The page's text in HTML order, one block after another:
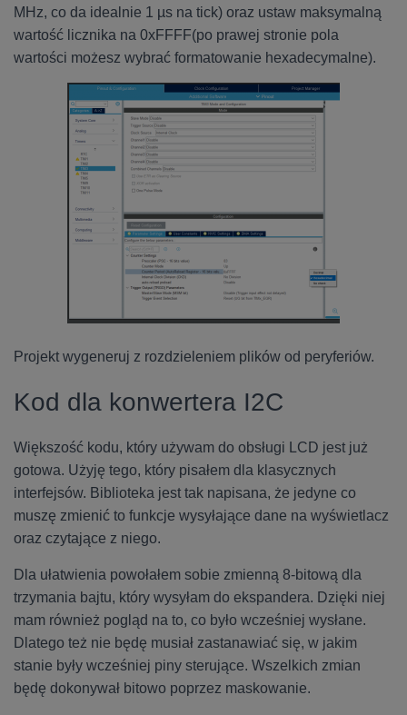
MHz, co da idealnie 1 µs na tick) oraz ustaw maksymalną
wartość licznika na 0xFFFF(po prawej stronie pola
wartości możesz wybrać formatowanie hexadecymalne).
Projekt wygeneruj z rozdzieleniem plików od peryferiów.
Kod dla konwertera I2C
Większość kodu, który używam do obsługi LCD jest już
gotowa. Użyję tego, który pisałem dla klasycznych
interfejsów. Biblioteka jest tak napisana, że jedyne co
muszę zmienić to funkcje wysyłające dane na wyświetlacz
oraz czytające z niego.
Dla ułatwienia powołałem sobie zmienną 8-bitową dla
trzymania bajtu, który wysyłam do ekspandera. Dzięki niej
mam również pogląd na to, co było wcześniej wysłane.
Dlatego też nie będę musiał zastanawiać się, w jakim
stanie były wcześniej piny sterujące. Wszelkich zmian
będę dokonywał bitowo poprzez maskowanie.